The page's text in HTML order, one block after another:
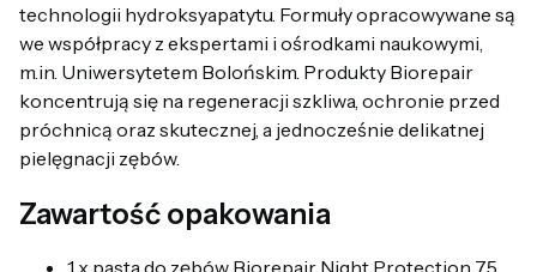
technologii hydroksyapatytu. Formuły opracowywane są
we współpracy z ekspertami i ośrodkami naukowymi,
m.in. Uniwersytetem Bolońskim. Produkty Biorepair
koncentrują się na regeneracji szkliwa, ochronie przed
próchnicą oraz skutecznej, a jednocześnie delikatnej
pielęgnacji zębów.
Zawartość opakowania